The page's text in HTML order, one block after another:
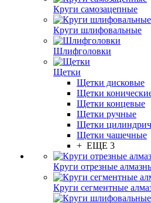
Круги самозацепные
Круги шлифовальные
Шлифголовки
Щетки
Щетки дисковые
Щетки
Щетки концевые
Щетки ручные
Щетки
Щетки чашечные
+ ЕЩЕ 3
Круги отрезные
Круги сегментные